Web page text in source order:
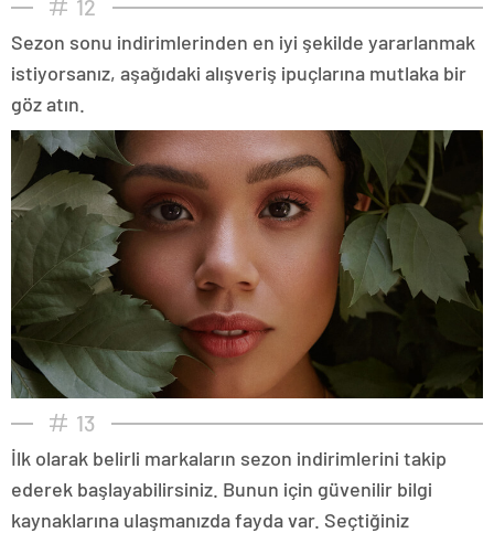
12
Sezon sonu indirimlerinden en iyi şekilde yararlanmak
istiyorsanız, aşağıdaki alışveriş ipuçlarına mutlaka bir
göz atın.
13
İlk olarak belirli markaların sezon indirimlerini takip
ederek başlayabilirsiniz. Bunun için güvenilir bilgi
kaynaklarına ulaşmanızda fayda var. Seçtiğiniz